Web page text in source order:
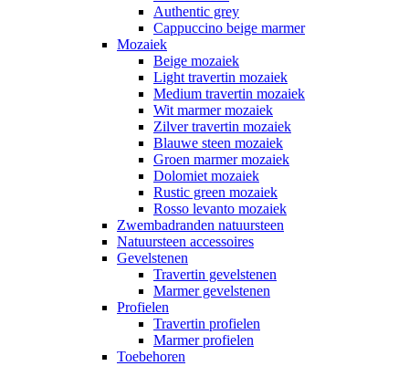
Authentic grey
Cappuccino beige marmer
Mozaiek
Beige mozaiek
Light travertin mozaiek
Medium travertin mozaiek
Wit marmer mozaiek
Zilver travertin mozaiek
Blauwe steen mozaiek
Groen marmer mozaiek
Dolomiet mozaiek
Rustic green mozaiek
Rosso levanto mozaiek
Zwembadranden natuursteen
Natuursteen accessoires
Gevelstenen
Travertin gevelstenen
Marmer gevelstenen
Profielen
Travertin profielen
Marmer profielen
Toebehoren